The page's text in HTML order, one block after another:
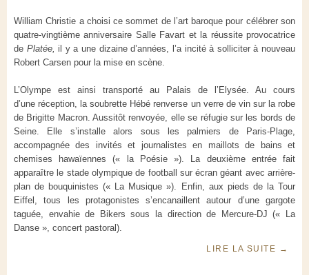
William Christie a choisi ce sommet de l’art baroque pour célébrer son
quatre-vingtième anniversaire Salle Favart et la réussite provocatrice
de Platée, il y a une dizaine d’années, l’a incité à solliciter à nouveau
Robert Carsen pour la mise en scène.
L’Olympe est ainsi transporté au Palais de l’Elysée. Au cours
d’une réception, la soubrette Hébé renverse un verre de vin sur la robe
de Brigitte Macron. Aussitôt renvoyée, elle se réfugie sur les bords de
Seine. Elle s’installe alors sous les palmiers de Paris-Plage,
accompagnée des invités et journalistes en maillots de bains et
chemises hawaïennes (« la Poésie »). La deuxième entrée fait
apparaître le stade olympique de football sur écran géant avec arrière-
plan de bouquinistes (« La Musique »). Enfin, aux pieds de la Tour
Eiffel, tous les protagonistes s’encanaillent autour d’une gargote
taguée, envahie de Bikers sous la direction de Mercure-DJ (« La
Danse », concert pastoral).
LIRE LA SUITE →